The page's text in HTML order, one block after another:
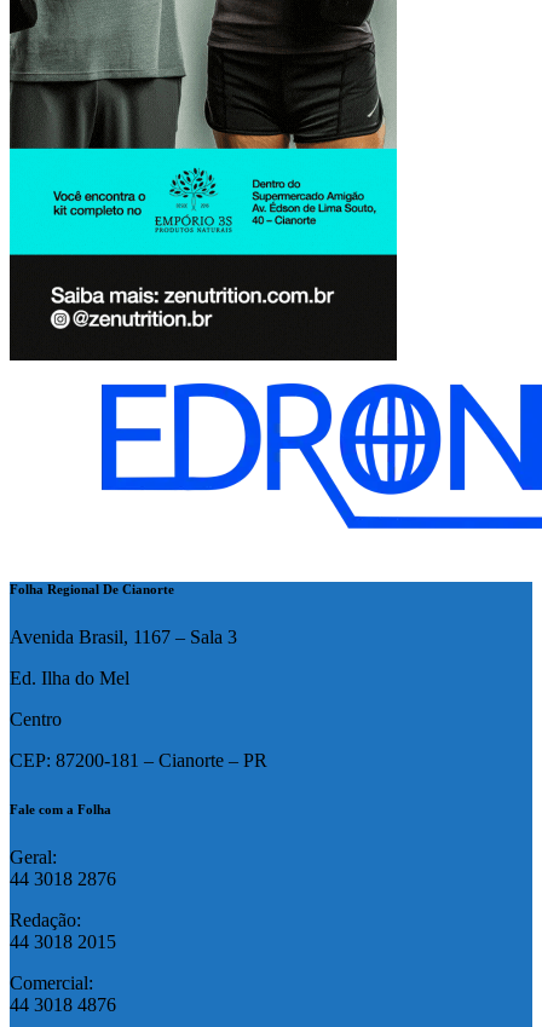
Folha Regional De Cianorte
Avenida Brasil, 1167 – Sala 3
Ed. Ilha do Mel
Centro
CEP: 87200-181 – Cianorte – PR
Fale com a Folha
Geral:
44 3018 2876
Redação:
44 3018 2015
Comercial:
44 3018 4876